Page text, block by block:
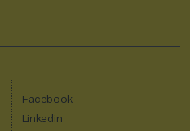
Facebook
Linkedin